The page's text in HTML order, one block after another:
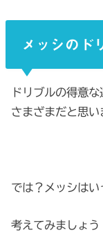
メッシのド
ドリブルの得意
さまざまだと思い
では？メッシは
考えてみましょう